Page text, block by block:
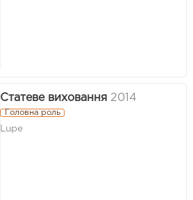
Статеве виховання 2014
Головна роль
Lupe